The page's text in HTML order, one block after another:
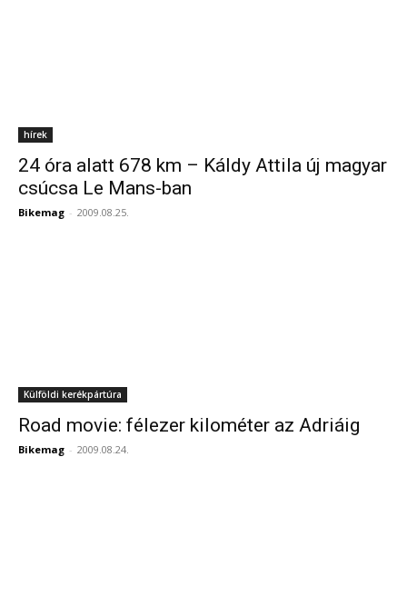
hírek
24 óra alatt 678 km – Káldy Attila új magyar
csúcsa Le Mans-ban
Bikemag - 2009.08.25.
Külföldi kerékpártúra
Road movie: félezer kilométer az Adriáig
Bikemag - 2009.08.24.